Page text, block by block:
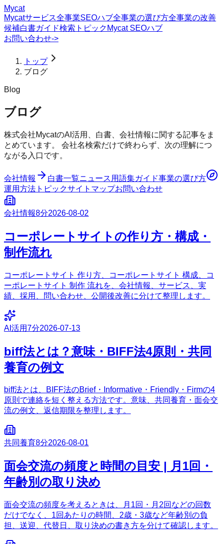
Mycat
Mycatサービス全事業SEOハブ全事業の選び方全事業の改善
候補白書ガイド検索トピック Mycat SEOハブ
お問い合わせ->
トップ
ブログ
Blog
ブログ
株式会社MycatのAI活用、白書、会社情報に関する記事をま
とめています。 会社名検索だけで終わらず、次の理解につ
ながる入口です。
会社情報 白書一覧ニュース 用語集ガイド事業の選び方
運用方法 トピックサイトマップお問い合わせ
会社情報8分2026-08-02
コーポレートサイトの作り方・構成・
制作流れ
コーポレートサイト 作り方、コーポレートサイト 構成、コ
ーポレートサイト 制作 流れを、会社情報、サービス、実
績、採用、問い合わせ、公開後改善に分けて整理します。
AI活用7分2026-07-13
biff法とは？意味・BIFF法4原則・共同
養育の例文
biff法とは、BIFF法のBrief・Informative・Friendly・Firmの4
原則で連絡を短く整える方法です。意味、共同養育・面会交
流の例文、返信期限を整理します。
共同養育8分2026-08-01
面会交流の頻度と時間の目安 | 月1回・
年齢別の取り決め
面会交流の頻度を考えるときは、月1回・月2回などの回数
だけでなく、1回あたりの時間、2歳・3歳など年齢別の負
担、送迎、代替日、取り決めの書き方を分けて確認します。